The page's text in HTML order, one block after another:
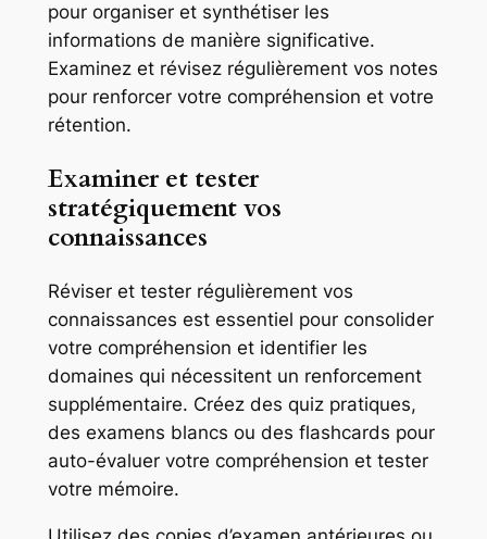
pour organiser et synthétiser les
informations de manière significative.
Examinez et révisez régulièrement vos notes
pour renforcer votre compréhension et votre
rétention.
Examiner et tester
stratégiquement vos
connaissances
Réviser et tester régulièrement vos
connaissances est essentiel pour consolider
votre compréhension et identifier les
domaines qui nécessitent un renforcement
supplémentaire. Créez des quiz pratiques,
des examens blancs ou des flashcards pour
auto-évaluer votre compréhension et tester
votre mémoire.